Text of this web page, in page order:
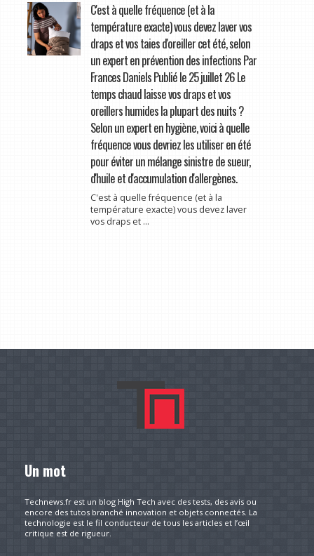
C'est à quelle fréquence (et à la
température exacte) vous devez laver vos
draps et vos taies d'oreiller cet été, selon
un expert en prévention des infections Par
Frances Daniels Publié le 25 juillet 26 Le
temps chaud laisse vos draps et vos
oreillers humides la plupart des nuits ?
Selon un expert en hygiène, voici à quelle
fréquence vous devriez les utiliser en été
pour éviter un mélange sinistre de sueur,
d'huile et d'accumulation d'allergènes.
C'est à quelle fréquence (et à la
température exacte) vous devez laver
vos draps et ...
Un mot
Technews.fr est un blog High Tech avec des tests, des avis ou
encore des tutos branché innovation et objets connectés. La
technologie est le fil conducteur de tous les articles et l’œil
critique est de rigueur.